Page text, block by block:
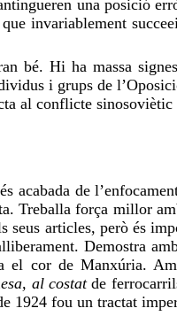
una posició
invariablement
bé. Hi ha massa
i grups de
al conflicte
acabada de
Treballa força millor
seus articles, però és
Demostra
el cor de Manxúria.
al costatde
1924 fou un tractat